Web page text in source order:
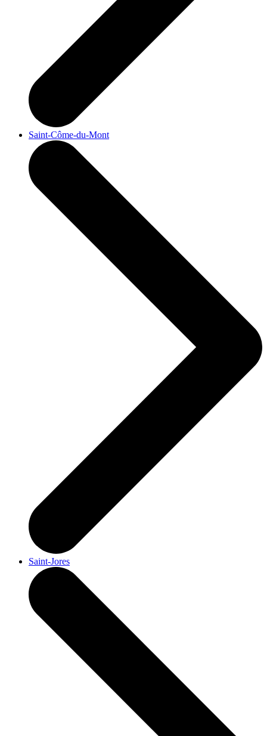
Saint-Côme-du-Mont
Saint-Jores